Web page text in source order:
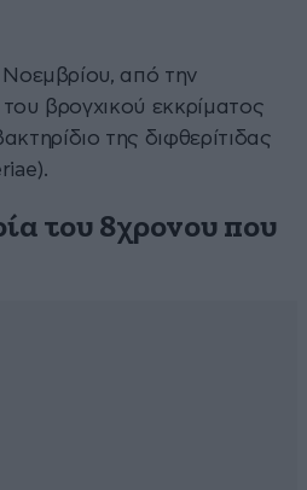
Νοεμβρίου, από την
του βρογχικού εκκρίματος
της διφθερίτιδας
του 8χρονου που